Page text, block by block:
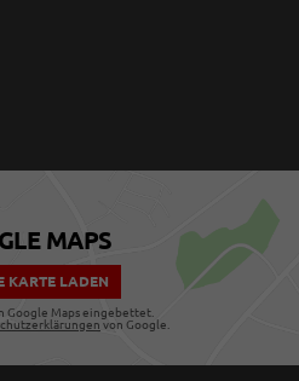
MAPS
KARTE LADEN
Google Maps eingebettet.
von Google.